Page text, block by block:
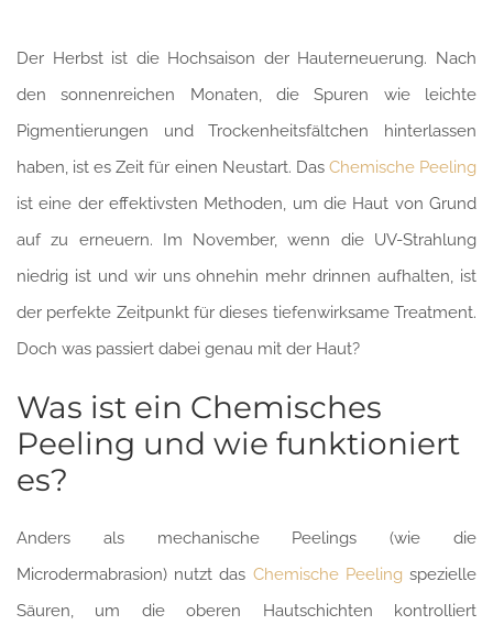
Der Herbst ist die Hochsaison der Hauterneuerung. Nach
den sonnenreichen Monaten, die Spuren wie leichte
Pigmentierungen und Trockenheitsfältchen hinterlassen
haben, ist es Zeit für einen Neustart. Das Chemische Peeling
ist eine der effektivsten Methoden, um die Haut von Grund
auf zu erneuern. Im November, wenn die UV-Strahlung
niedrig ist und wir uns ohnehin mehr drinnen aufhalten, ist
der perfekte Zeitpunkt für dieses tiefenwirksame Treatment.
Doch was passiert dabei genau mit der Haut?
Was ist ein Chemisches
Peeling und wie funktioniert
es?
Anders als mechanische Peelings (wie die
Microdermabrasion) nutzt das Chemische Peeling spezielle
Säuren, um die oberen Hautschichten kontrolliert